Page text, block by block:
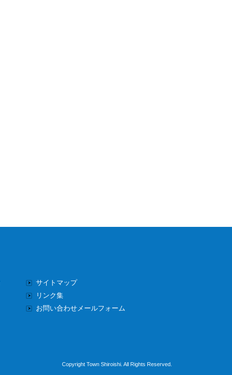
サイトマップ
リンク集
お問い合わせメールフォーム
Copyright Town Shiroishi. All Rights Reserved.